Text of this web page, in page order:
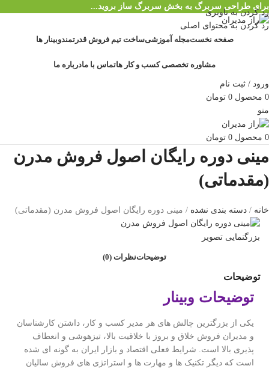
رد کردن به ناوبری
رد کردن به محتوای اصلی
برای طراحی سربرگ به بخش سربرگ ساز بروید...
صفحه نخستمجله آموزشیساخت تیم فروش قدرتمندوبینار ها
مشاوره تخصصی کسب و کار هاتماس با مادرباره ما
ورود / ثبت نام
0 محصول 0 تومان
منو
0 محصول 0 تومان
مینی دوره رایگان اصول فروش مدرن
(مقدماتی)
خانه دسته بندی نشده مینی دوره رایگان اصول فروش مدرن (مقدماتی)
بزرگنمایی تصویر
توضیحاتنظرات (0)
توضیحات
توضیحات وبینار
یکی از بزرگترین چالش های هر مدیر کسب و کار، داشتن کارشناسان
و مدیران فروش خلاق و بروز با خلاقیت بالا، تیزهوشی و انعطاف
پذیری بالا است. شرایط فعلی اقتصاد و بازار ایران به گونه ای شده
است که دیگر تکنیک ها و مهارت ها و استراتژی های فروش سالیان